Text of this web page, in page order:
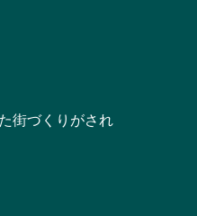
街づくりがされ